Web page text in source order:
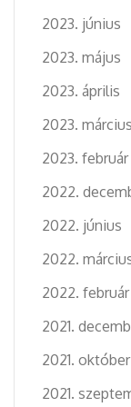
2023. június
2023. május
2023. április
2023. március
2023. február
2022.
2022. június
2022.
2022. február
2021.
2021. október
2021.